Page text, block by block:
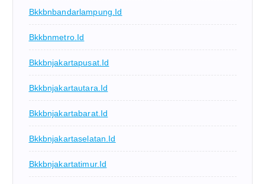
Bkkbnbandarlampung.id
Bkkbnmetro.id
Bkkbnjakartapusat.id
Bkkbnjakartautara.id
Bkkbnjakartabarat.id
Bkkbnjakartaselatan.id
Bkkbnjakartatimur.id